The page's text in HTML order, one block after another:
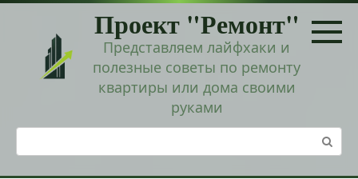
Перейти
Проект "Ремонт"
Представляем лайфхаки и
полезные советы по ремонту
квартиры или дома своими
руками
Поиск: